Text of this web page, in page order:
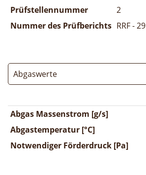
Prüfstellennummer
2
Nummer des Prüfberichts RRF -
Abgaswerte
Abgas Massenstrom [g/s]
Abgastemperatur [°C]
Notwendiger Förderdruck [Pa]